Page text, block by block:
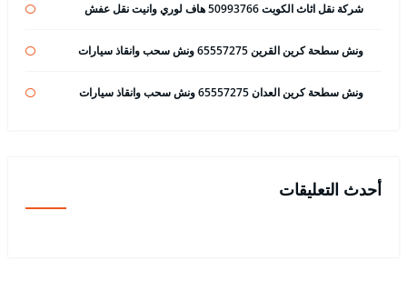
شركة نقل اثاث الكويت 50993766 هاف لوري وانيت نقل عفش
ونش سطحة كرين القرين 65557275 ونش سحب وانقاذ سيارات
ونش سطحة كرين العدان 65557275 ونش سحب وانقاذ سيارات
أحدث التعليقات